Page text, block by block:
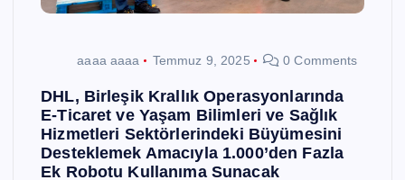
aaaa aaaa Temmuz 9, 2025 0 Comments
DHL, Birleşik Krallık Operasyonlarında
E-Ticaret ve Yaşam Bilimleri ve Sağlık
Hizmetleri Sektörlerindeki Büyümesini
Desteklemek Amacıyla 1.000’den Fazla
Ek Robotu Kullanıma Sunacak